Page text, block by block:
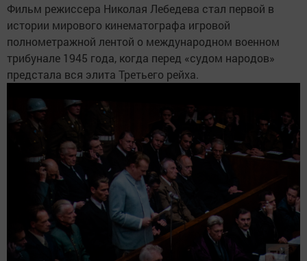
Фильм режиссера Николая Лебедева стал первой в
истории мирового кинематографа игровой
полнометражной лентой о международном военном
трибунале 1945 года, когда перед «судом народов»
предстала вся элита Третьего рейха.